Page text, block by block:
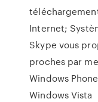
Internet;
Skype vous
proches par
Windows
Windows Vista